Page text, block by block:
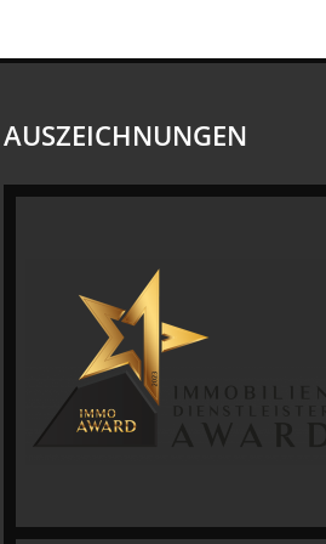
AUSZEICHNUNGEN